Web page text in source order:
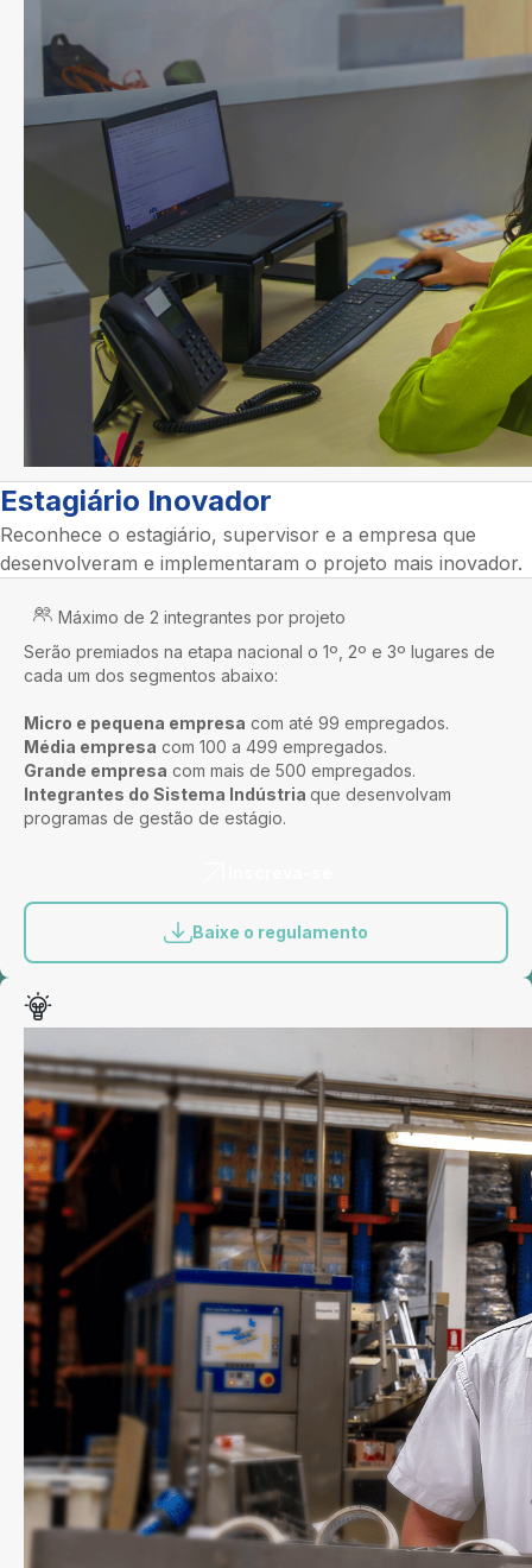
Estagiário Inovador
Reconhece o estagiário, supervisor e a empresa que
desenvolveram e implementaram o projeto mais inovador.
Máximo de 2 integrantes por projeto
Serão premiados na etapa nacional o 1º, 2º e 3º lugares de
cada um dos segmentos abaixo:
Micro e pequena empresa com até 99 empregados.
Média empresa com 100 a 499 empregados.
Grande empresa com mais de 500 empregados.
Integrantes do Sistema Indústria que desenvolvam
programas de gestão de estágio.
Baixe o regulamento